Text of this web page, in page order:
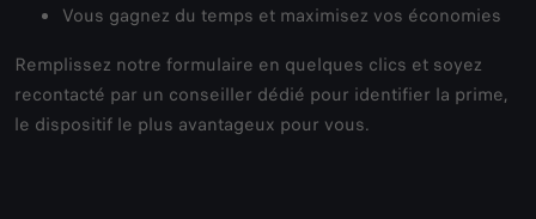
Vous gagnez du temps et maximisez vos économies
Remplissez notre formulaire en quelques clics et soyez
recontacté par un conseiller dédié pour identifier la prime,
le dispositif le plus avantageux pour vous.